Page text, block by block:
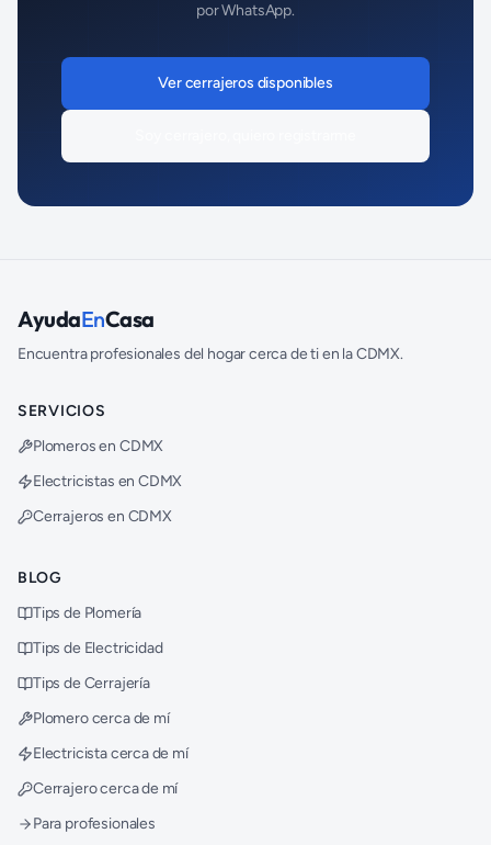
por WhatsApp.
Vercerrajeros disponibles
AyudaEnCasa
Encuentra profesionales del hogar cerca de ti en la CDMX.
SERVICIOS
Plomeros en CDMX
Electricistas en CDMX
Cerrajeros en CDMX
BLOG
Tips de Plomería
Tips de Electricidad
Tips de Cerrajería
Plomero cerca de mí
Electricista cerca de mí
Cerrajero cerca de mí
Para profesionales